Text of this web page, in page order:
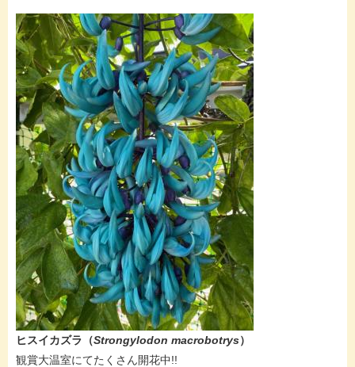
ヒスイカズラ（Strongylodon macrobotrys）
​​観賞大温室にてたくさん開花中!!